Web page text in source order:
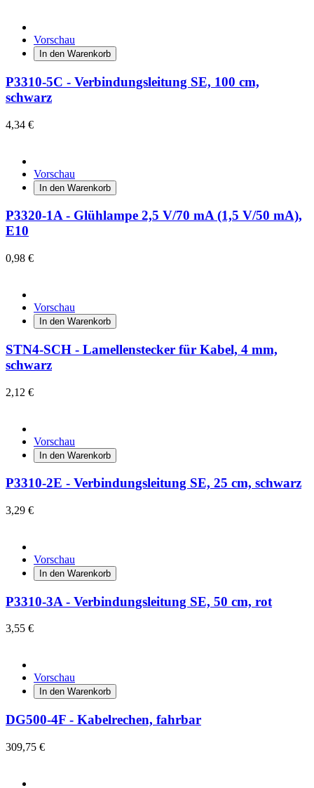
Vorschau
In den Warenkorb
P3310-5C - Verbindungsleitung SE, 100 cm,
schwarz
4,34 €
Vorschau
In den Warenkorb
P3320-1A - Glühlampe 2,5 V/70 mA (1,5 V/50 mA),
E10
0,98 €
Vorschau
In den Warenkorb
STN4-SCH - Lamellenstecker für Kabel, 4 mm,
schwarz
2,12 €
Vorschau
In den Warenkorb
P3310-2E - Verbindungsleitung SE, 25 cm, schwarz
3,29 €
Vorschau
In den Warenkorb
P3310-3A - Verbindungsleitung SE, 50 cm, rot
3,55 €
Vorschau
In den Warenkorb
DG500-4F - Kabelrechen, fahrbar
309,75 €